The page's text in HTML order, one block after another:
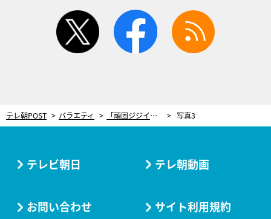
twitter facebook
テレ朝POST バラエティ 「頑固ジジイ」みちょぱ、“横暴すぎる”人気芸人にブチギレ！殺伐ムードであわや一触即発 写真3
テレビ朝日 テレ朝動画
お問い合わせ サイト利用規約